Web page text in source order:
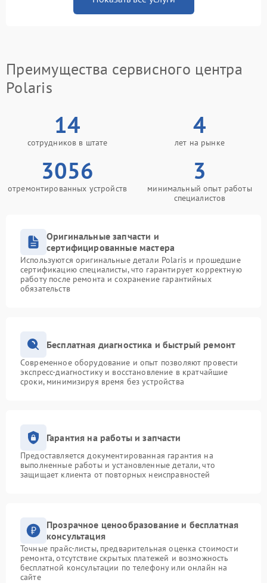
Преимущества сервисного центра
Polaris
14
сотрудников в штате
4
лет на рынке
3056
отремонтированных устройств
3
минимальный опыт работы
специалистов
Оригинальные запчасти и
сертифицированные мастера
Используются оригинальные детали Polaris и прошедшие
сертификацию специалисты, что гарантирует корректную
работу после ремонта и сохранение гарантийных
обязательств
Бесплатная диагностика и быстрый ремонт
Современное оборудование и опыт позволяют провести
экспресс-диагностику и восстановление в кратчайшие
сроки, минимизируя время без устройства
Гарантия на работы и запчасти
Предоставляется документированная гарантия на
выполненные работы и установленные детали, что
защищает клиента от повторных неисправностей
Прозрачное ценообразование и бесплатная
консультация
Точные прайс-листы, предварительная оценка стоимости
ремонта, отсутствие скрытых платежей и возможность
бесплатной консультации по телефону или онлайн на
сайте